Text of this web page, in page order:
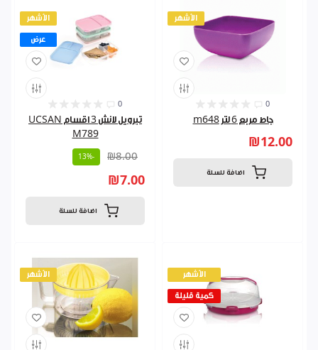
الأشهر
عرض
0
تبرويل لانش 3 اقسام UCSAN
M789
₪8.00
-13%
₪7.00
اضافة للسلة
الأشهر
0
جاط مربع 6 لتر m648
₪12.00
اضافة للسلة
الأشهر الأشهر
كمية قليلة